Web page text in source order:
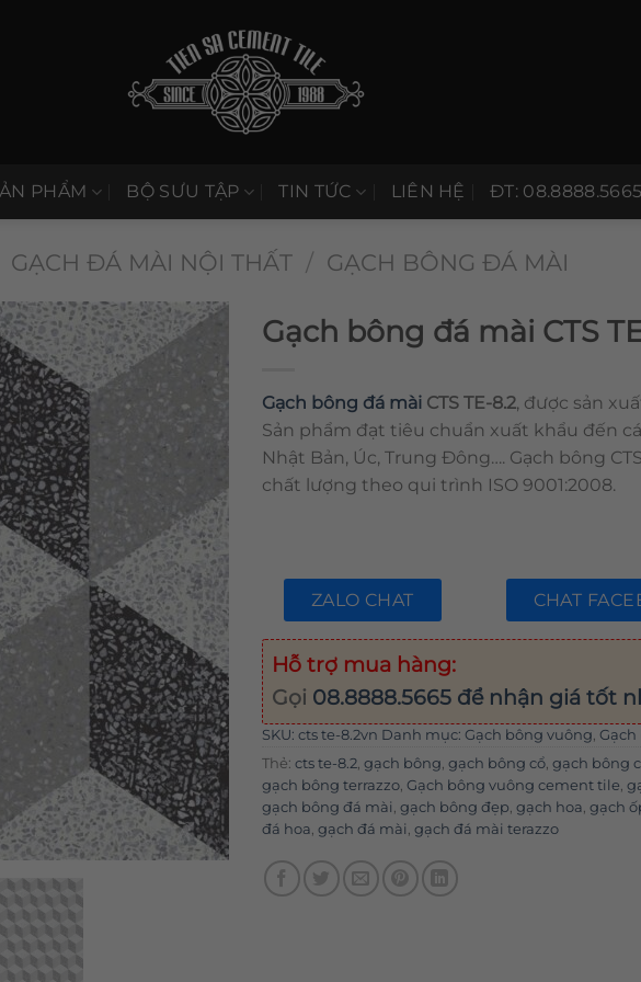
PHẨM BỘ SƯU TẬP TIN TỨC LIÊN HỆ ĐT: 08.8888.5665
GẠCH ĐÁ MÀI NỘI THẤT / GẠCH BÔNG ĐÁ MÀI
Gạch bông đá mài CTS
Gạch bông đá mài CTS TE-8.2, được sản
Sản phẩm đạt tiêu chuẩn xuất khẩu đến
Nhật Bản, Úc, Trung Đông…. Gạch bông
chất lượng theo qui trình ISO 9001:2008.
ZALO CHAT CHAT
Hỗ trợ mua hàng:
Gọi 08.8888.5665 để nhận giá tốt
SKU: cts te-8.2vn Danh mục: Gạch bông vuông, Gạch
Thẻ: cts te-8.2, gạch bông, gạch bông cổ, gạch bông
gạch bông terrazzo, Gạch bông vuông cement tile,
gạch bông đá mài , gạch bông đẹp, gạch hoa, gạch
đá hoa, gạch đá mài , gạch đá mài terazzo